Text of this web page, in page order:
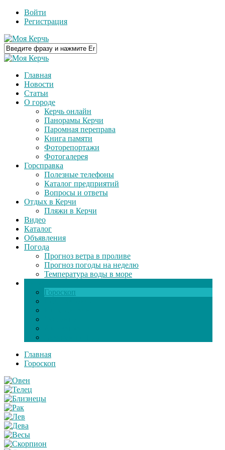
Войти
Регистрация
Главная
Новости
Статьи
О городе
Керчь онлайн
Панорамы Керчи
Паромная переправа
Книга памяти
Фоторепортажи
Фотогалерея
Горсправка
Полезные телефоны
Каталог предприятий
Вопросы и ответы
Отдых в Керчи
Пляжи в Керчи
Видео
Каталог
Объявления
Погода
Прогноз ветра в проливе
Прогноз погоды на неделю
Температура воды в море
Гороскоп
Главная
Гороскоп